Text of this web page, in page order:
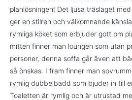
planlösningen! Det ljusa träslaget
ger en stilren och välkomnande
rymliga köket som erbjuder gott om
mitten finner man loungen som utan
personer, denna soffa går även att
så önskas. I fram finner man
rymlig dubbelbädd som bjuder in till
Toaletten är rymlig och är utrustad